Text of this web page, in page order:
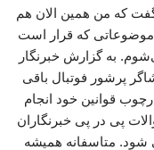
که من همین الان هم
موضوعاتی که قرار است
به گزارش خبرنگار
پرشور فوتبال باقی
قوانین خود انجام
پی در پی خبرنگاران
متاسفانه همیشه